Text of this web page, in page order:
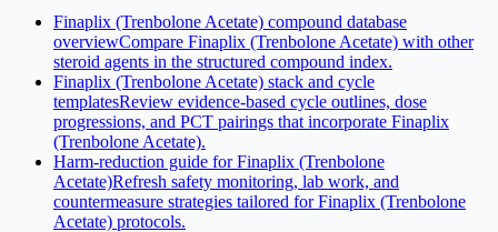
Finaplix (Trenbolone Acetate) compound database
overviewCompare Finaplix (Trenbolone Acetate) with other
steroid agents in the structured compound index.
Finaplix (Trenbolone Acetate) stack and cycle
templatesReview evidence-based cycle outlines, dose
progressions, and PCT pairings that incorporate Finaplix
(Trenbolone Acetate).
Harm-reduction guide for Finaplix (Trenbolone
Acetate)Refresh safety monitoring, lab work, and
countermeasure strategies tailored for Finaplix (Trenbolone
Acetate) protocols.